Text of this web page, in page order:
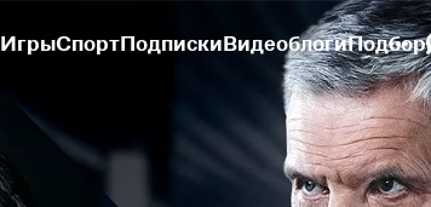
ИгрыСпортПодпискиВидеоблоги